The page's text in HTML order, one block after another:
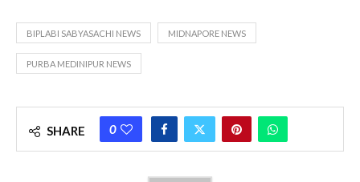
BIPLABI SABYASACHI NEWS MIDNAPORE NEWS
PURBA MEDINIPUR NEWS
SHARE 0